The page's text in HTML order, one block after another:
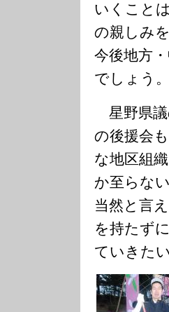
いくこと
の親しみ
今後地方
でしょう。
星野県議
の後援会
な地区組
か至らな
当然と言
を持たず
ていきた